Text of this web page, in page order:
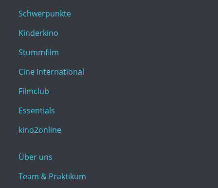
Schwerpunkte
Kinderkino
Stummfilm
Cine International
Filmclub
Essentials
kino2online
Über uns
Team & Praktikum